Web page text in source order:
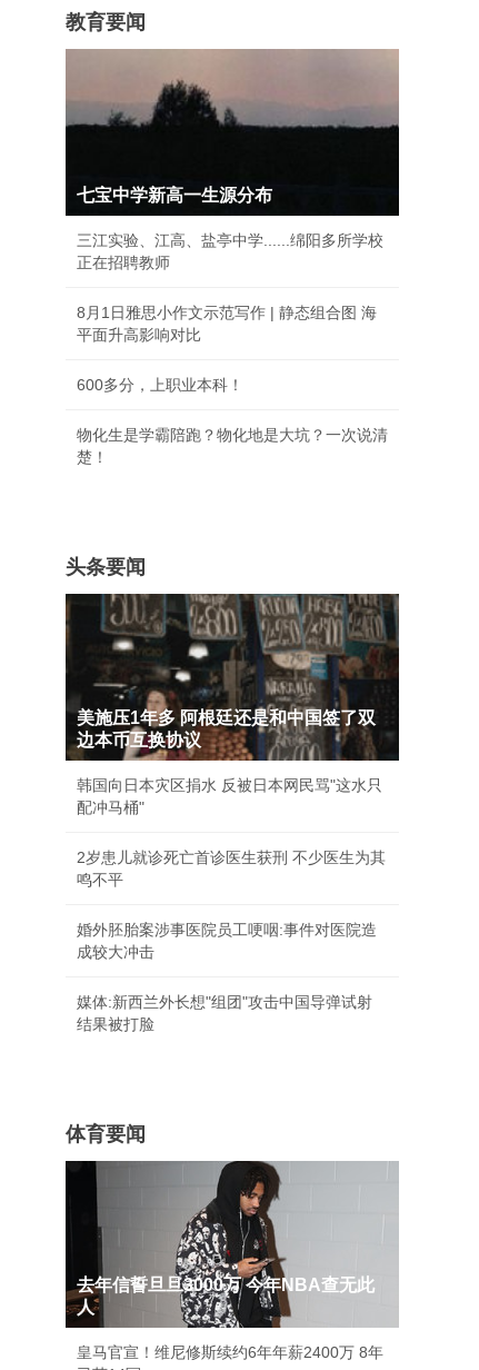
教育要闻
七宝中学新高一生源分布
三江实验、江高、盐亭中学......绵阳多所学校
正在招聘教师
8月1日雅思小作文示范写作 | 静态组合图 海
平面升高影响对比
600多分，上职业本科！
物化生是学霸陪跑？物化地是大坑？一次说清
楚！
头条要闻
美施压1年多 阿根廷还是和中国签了双
边本币互换协议
韩国向日本灾区捐水 反被日本网民骂"这水只
配冲马桶"
2岁患儿就诊死亡首诊医生获刑 不少医生为其
鸣不平
婚外胚胎案涉事医院员工哽咽:事件对医院造
成较大冲击
媒体:新西兰外长想"组团"攻击中国导弹试射
结果被打脸
体育要闻
去年信誓旦旦3000万 今年NBA查无此
人
皇马官宣！维尼修斯续约6年年薪2400万 8年